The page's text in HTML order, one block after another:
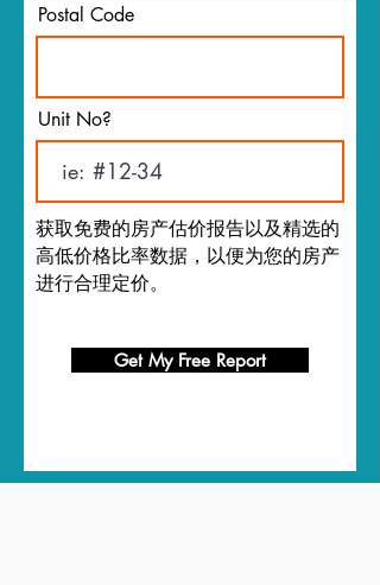
Postal Code
Unit No?
获取免费的房产估价报告以及精选的
高低价格比率数据，以便为您的房产
进行合理定价。
Get My Free Report